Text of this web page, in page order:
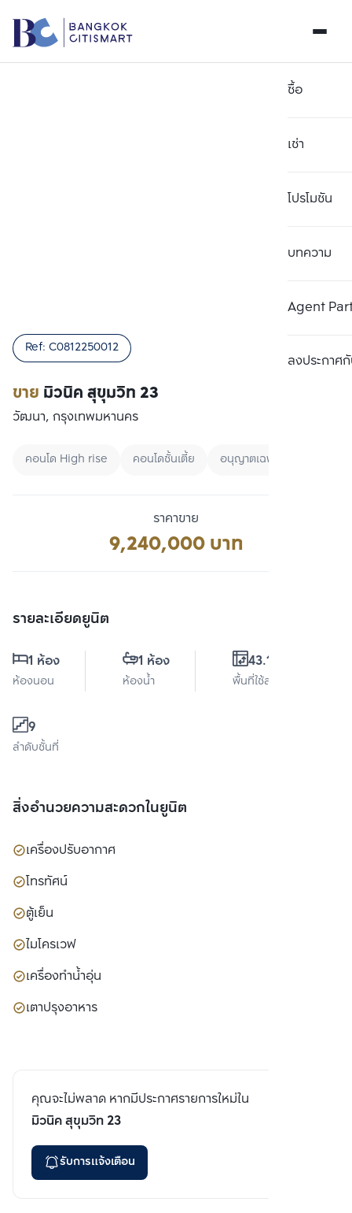
ซื้อ
เช่า
โปรโมชัน
บทความ
Agent
ลงประกาศกั
ขาย มิวนิค สุขุมวิท 23
Ref: C0812250012
วัฒนา, กรุงเทพมหานคร
คอนโด High rise คอนโดชั้นเตี้ย อนุญาตเฉพาะขนาดเล็ก
ราคาขาย
9,240,000 บาท
รายละเอียดยูนิต
1 ห้อง
ห้องนอน
1 ห้อง
ห้องน้ำ
43.14 ตร.ม.
พื้นที่ใช้สอย
9
ลำดับชั้นที่
สิ่งอำนวยความสะดวกในยูนิต
เครื่องปรับอากาศ
โทรทัศน์
ตู้เย็น
ไมโครเวฟ
เครื่องทำน้ำอุ่น
เตาปรุงอาหาร
คุณจะไม่พลาด หากมีประกาศรายการใหม่ใน
มิวนิค สุขุมวิท 23
รับการแจ้งเตือน
เปรียบเทียบ